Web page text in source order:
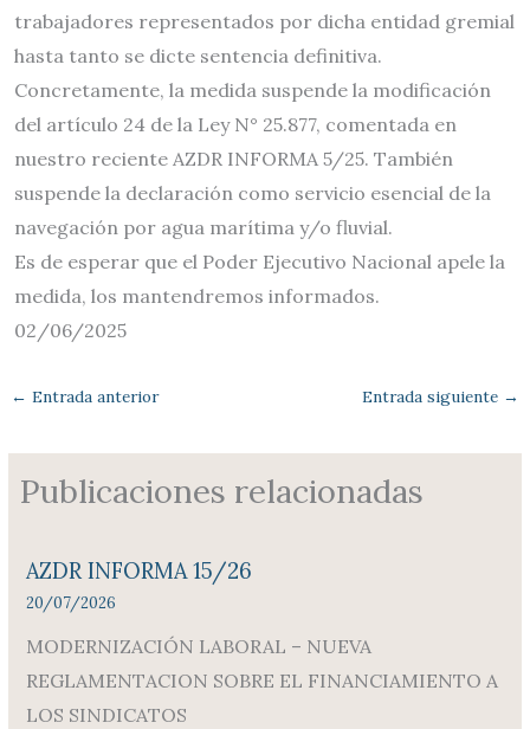
trabajadores representados por dicha entidad gremial
hasta tanto se dicte sentencia definitiva.
Concretamente, la medida suspende la modificación
del artículo 24 de la Ley N° 25.877, comentada en
nuestro reciente AZDR INFORMA 5/25. También
suspende la declaración como servicio esencial de la
navegación por agua marítima y/o fluvial.
Es de esperar que el Poder Ejecutivo Nacional apele la
medida, los mantendremos informados.
02/06/2025
← Entrada anterior Entrada siguiente →
Publicaciones relacionadas
AZDR INFORMA 15/26
20/07/2026
MODERNIZACIÓN LABORAL – NUEVA
REGLAMENTACION SOBRE EL FINANCIAMIENTO A
LOS SINDICATOS